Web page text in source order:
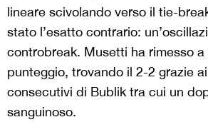
lineare scivolando verso il tie-
stato l’esatto contrario:
controbreak. Musetti ha rimesso
punteggio, trovando il 2-2 grazie
consecutivi di Bublik tra cui un
sanguinoso.